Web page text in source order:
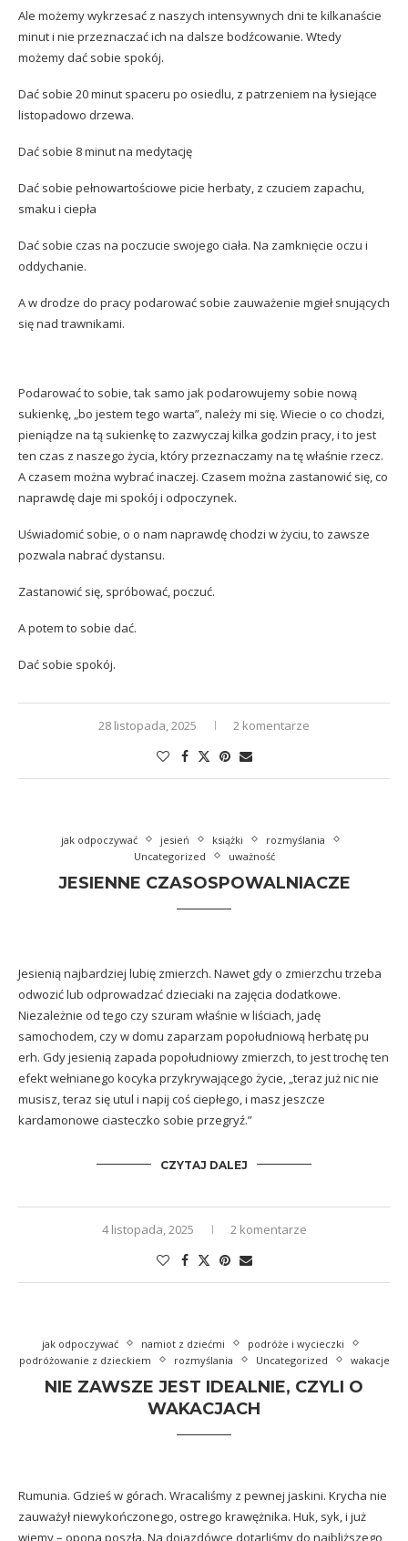
Ale możemy wykrzesać z naszych intensywnych dni te kilkanaście
minut i nie przeznaczać ich na dalsze bodźcowanie. Wtedy
możemy dać sobie spokój.
Dać sobie 20 minut spaceru po osiedlu, z patrzeniem na łysiejące
listopadowo drzewa.
Dać sobie 8 minut na medytację
Dać sobie pełnowartościowe picie herbaty, z czuciem zapachu,
smaku i ciepła
Dać sobie czas na poczucie swojego ciała. Na zamknięcie oczu i
oddychanie.
A w drodze do pracy podarować sobie zauważenie mgieł snujących
się nad trawnikami.
Podarować to sobie, tak samo jak podarowujemy sobie nową
sukienkę, „bo jestem tego warta”, należy mi się. Wiecie o co chodzi,
pieniądze na tą sukienkę to zazwyczaj kilka godzin pracy, i to jest
ten czas z naszego życia, który przeznaczamy na tę właśnie rzecz.
A czasem można wybrać inaczej. Czasem można zastanowić się, co
naprawdę daje mi spokój i odpoczynek.
Uświadomić sobie, o o nam naprawdę chodzi w życiu, to zawsze
pozwala nabrać dystansu.
Zastanowić się, spróbować, poczuć.
A potem to sobie dać.
Dać sobie spokój.
28 listopada, 2025 2 komentarze
jak odpoczywać jesień książki
rozmyślania
Uncategorized
uważność
JESIENNE CZASOSPOWALNIACZE
Jesienią najbardziej lubię zmierzch. Nawet gdy o zmierzchu trzeba
odwozić lub odprowadzać dzieciaki na zajęcia dodatkowe.
Niezależnie od tego czy szuram właśnie w liściach, jadę
samochodem, czy w domu zaparzam popołudniową herbatę pu
erh. Gdy jesienią zapada popołudniowy zmierzch, to jest trochę ten
efekt wełnianego kocyka przykrywającego życie, „teraz już nic nie
musisz, teraz się utul i napij coś ciepłego, i masz jeszcze
kardamonowe ciasteczko sobie przegryź.”
CZYTAJ DALEJ
4 listopada, 2025 2 komentarze
jak odpoczywać namiot z dziećmi
podróże i wycieczki
podróżowanie z dzieckiem
rozmyślania Uncategorized wakacje
NIE ZAWSZE JEST IDEALNIE, CZYLI O
WAKACJACH
Rumunia. Gdzieś w górach. Wracaliśmy z pewnej jaskini. Krycha nie
zauważył niewykończonego, ostrego krawężnika. Huk, syk, i już
wiemy – opona poszła. Na dojazdówce dotarliśmy do najbliższego